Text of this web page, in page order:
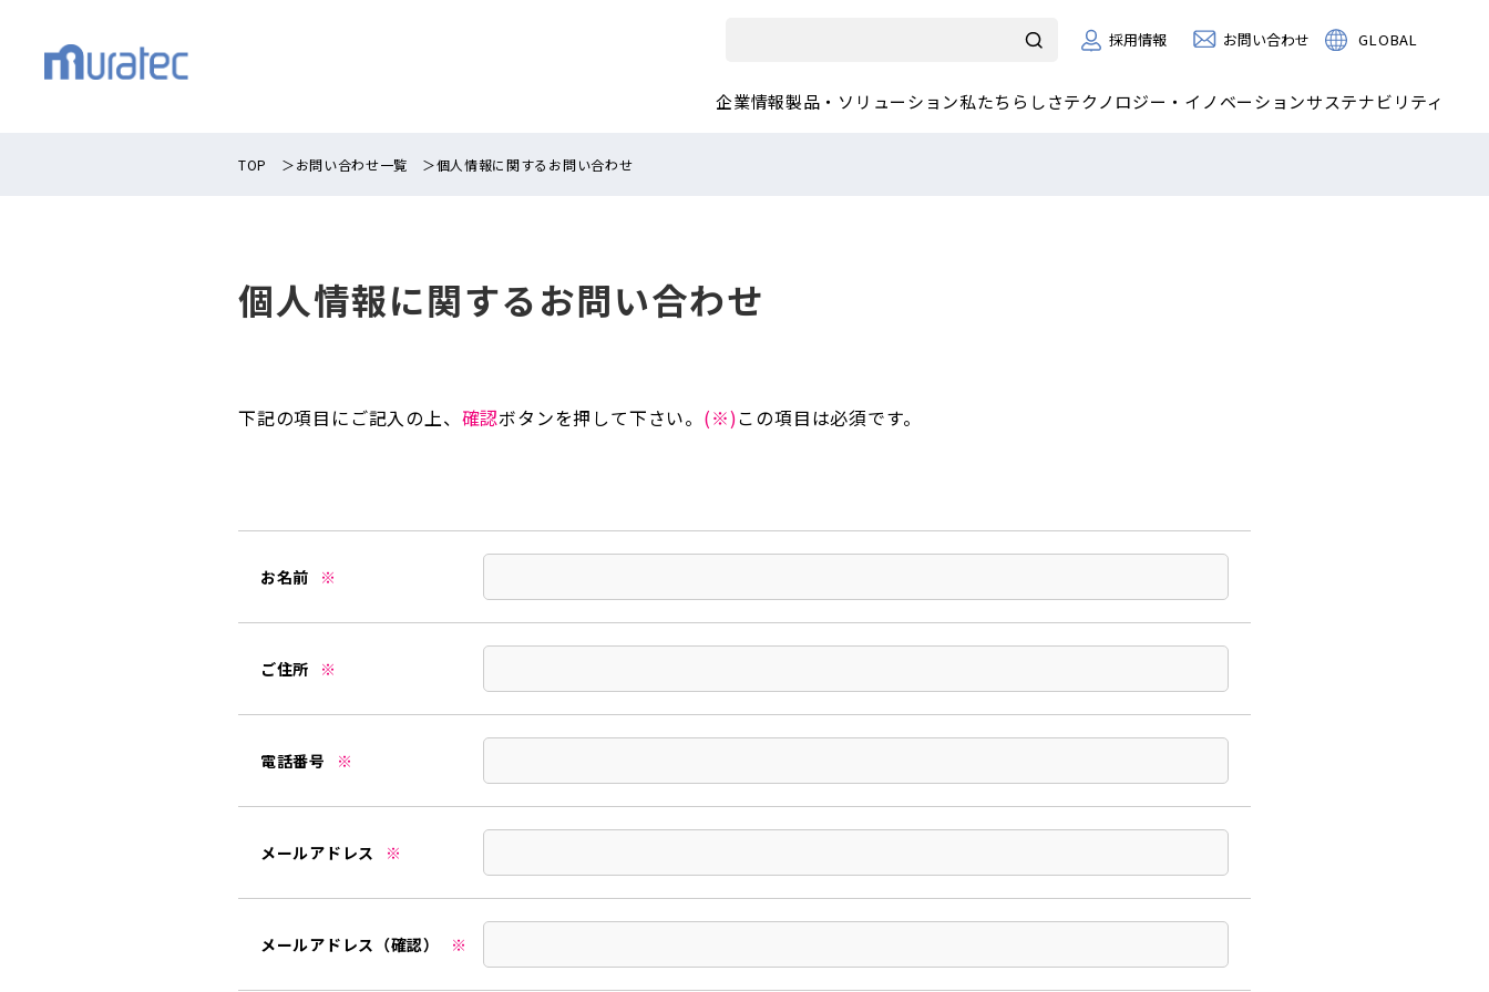
採用情報 お問い合わせ GLOBAL
企業情報製品・ソリューション私たちらしさテクノロジー・イノベーションサステナビリティ
TOP ＞お問い合わせ一覧 ＞個人情報に関するお問い合わせ
個人情報に関するお問い合わせ
下記の項目にご記入の上、 確認ボタンを押して下さい。 (※)この項目は必須です。
お名前 ※
ご住所 ※
電話番号 ※
メールアドレス ※
メールアドレス（確認） ※